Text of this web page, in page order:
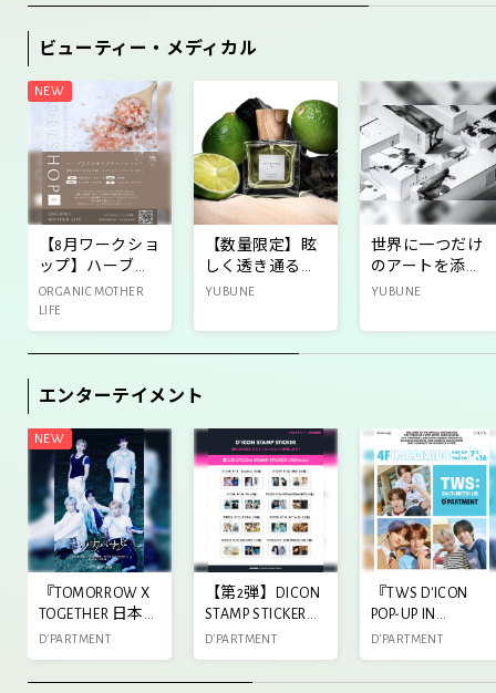
ト２」
ビューティー・メディカル
【8月ワークショ
ップ】ハーブ入
りのオリジナル
バスソルト作り
ORGANIC MOTHER
LIFE
【数量限定】眩
しく透き通るシ
トラスの香り
今年も限定発売
中！
YUBUNE
世界に一つだけ
のアートを添え
た贈り物を(墨)
YUBUNE
エンターテイメント
『TOMORROW X
TOGETHER 日本
5thシングル「セ
ツナハナビ」
D'PARTMENT
【第2弾】DICON
STAMP STICKER発
売決定!!
D'PARTMENT
『TWS D'ICON
POP-UP IN
TOKYO』東急プ
ラザ連動イベン
D'PARTMENT